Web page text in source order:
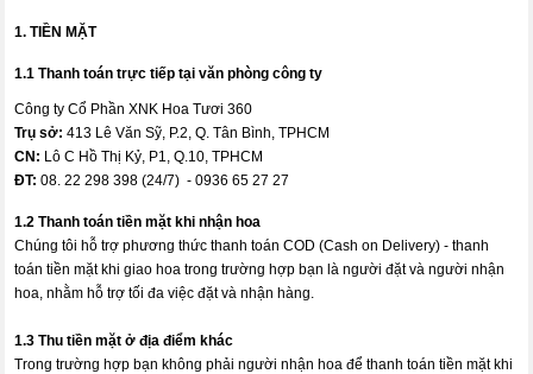
1. TIỀN MẶT
1.1 Thanh toán trực tiếp tại văn phòng công ty
Công ty Cổ Phần XNK Hoa Tươi 360
Trụ sở: 413 Lê Văn Sỹ, P.2, Q. Tân Bình, TPHCM
CN: Lô C Hồ Thị Kỷ, P1, Q.10, TPHCM
ĐT: 08. 22 298 398 (24/7) - 0936 65 27 27
1.2 Thanh toán tiền mặt khi nhận hoa
Chúng tôi hỗ trợ phương thức thanh toán COD (Cash on Delivery) - thanh
toán tiền mặt khi giao hoa trong trường hợp bạn là người đặt và người nhận
hoa, nhằm hỗ trợ tối đa việc đặt và nhận hàng.
1.3 Thu tiền mặt ở địa điểm khác
Trong trường hợp bạn không phải người nhận hoa để thanh toán tiền mặt khi